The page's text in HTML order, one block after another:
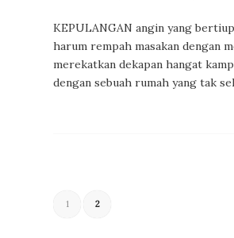
KEPULANGAN angin yang
harum rempah masakan dengan
merekatkan dekapan hangat
dengan sebuah rumah yang tak
1 2